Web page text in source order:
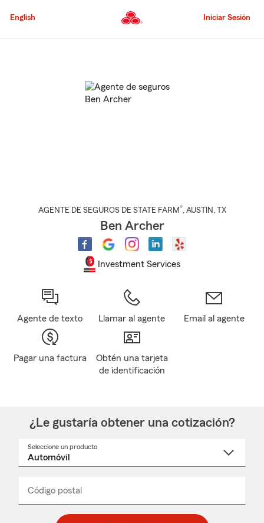
al
principal
English Iniciar Sesión
AGENTE DE SEGUROS DE STATE FARM®, AUSTIN , TX
Ben Archer
Investment Services
Agente de texto Llamar al agente Email al agente
Pagar una factura
Obtén una tarjeta
de identificación
¿Le gustaría obtener una cotización?
Seleccione un producto
desplegable
Código postal
_____